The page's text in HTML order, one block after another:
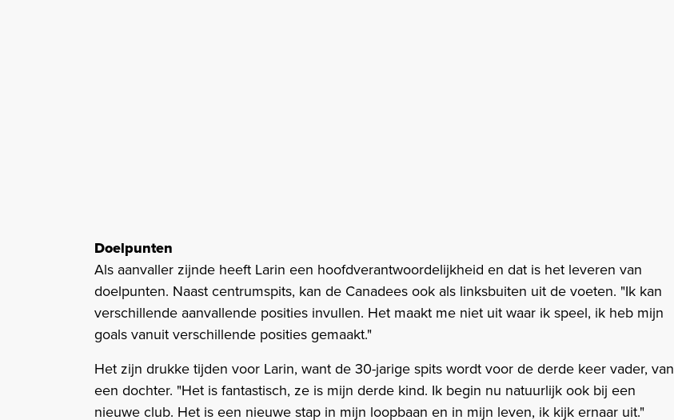
Doelpunten
Als aanvaller zijnde heeft Larin een hoofdverantwoordelijkheid en dat is het leveren van
doelpunten. Naast centrumspits, kan de Canadees ook als linksbuiten uit de voeten. "Ik kan
verschillende aanvallende posities invullen. Het maakt me niet uit waar ik speel, ik heb mijn
goals vanuit verschillende posities gemaakt."
Het zijn drukke tijden voor Larin, want de 30-jarige spits wordt voor de derde keer vader, van
een dochter. "Het is fantastisch, ze is mijn derde kind. Ik begin nu natuurlijk ook bij een
nieuwe club. Het is een nieuwe stap in mijn loopbaan en in mijn leven, ik kijk ernaar uit."